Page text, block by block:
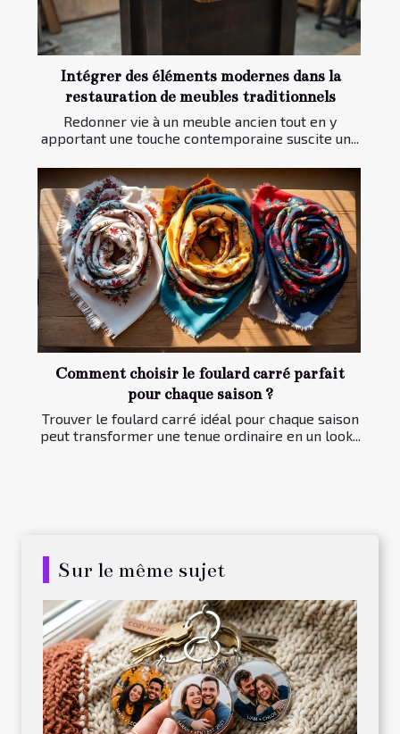
Intégrer des éléments modernes dans la
restauration de meubles traditionnels
Redonner vie à un meuble ancien tout en y
apportant une touche contemporaine suscite un...
Comment choisir le foulard carré parfait
pour chaque saison ?
Trouver le foulard carré idéal pour chaque saison
peut transformer une tenue ordinaire en un look...
Sur le même sujet